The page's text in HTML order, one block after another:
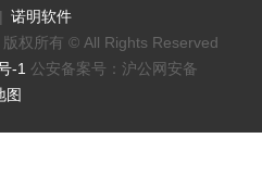
| 诺明软件
权所有 © All Rights Reserved
-1 公安备案号：沪公网安备
图